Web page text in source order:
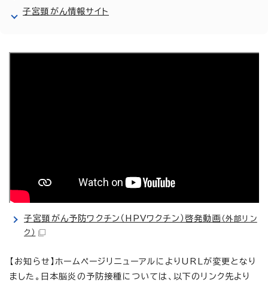
子宮頸がん情報サイト
子宮頸がん予防ワクチン（HPVワクチン）啓発動画 （外部リン
ク）
【お知らせ】ホームページリニューアルによりURLが変更となり
ました。日本脳炎の予防接種については、以下のリンク先より